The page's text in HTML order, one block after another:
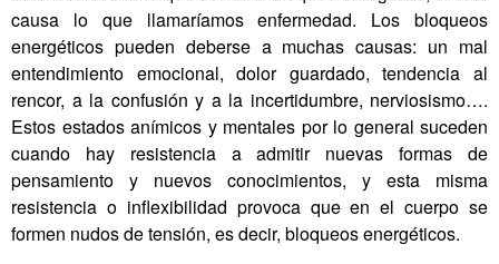
causa lo que llamaríamos enfermedad. Los bloqueos
energéticos pueden deberse a muchas causas: un mal
entendimiento emocional, dolor guardado, tendencia al
rencor, a la confusión y a la incertidumbre, nerviosismo….
Estos estados anímicos y mentales por lo general suceden
cuando hay resistencia a admitir nuevas formas de
pensamiento y nuevos conocimientos, y esta misma
resistencia o inflexibilidad provoca que en el cuerpo se
formen nudos de tensión, es decir, bloqueos energéticos.